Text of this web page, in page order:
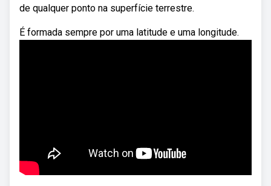
de qualquer ponto na superfície terrestre.
É formada sempre por uma latitude e uma longitude.